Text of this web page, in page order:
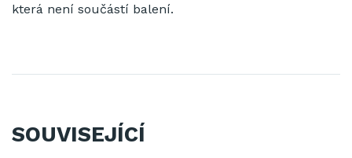
která není součástí balení.
SOUVISEJÍCÍ